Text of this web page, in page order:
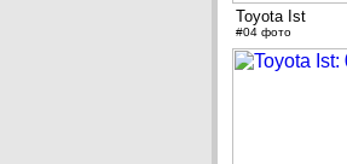
Toyota Ist
#04 фото